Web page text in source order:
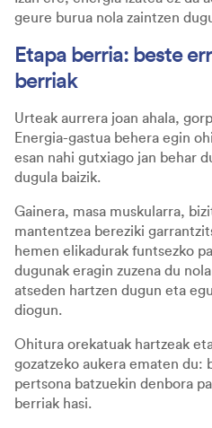
geure burua nola zaintzen
Etapa berria: beste
berriak
Urteak aurrera joan ahala,
Energia-gastua behera egin
esan nahi gutxiago jan behar
dugula baizik.
Gainera, masa muskularra,
mantentzea bereziki
hemen elikadurak funtsezko
dugunak eragin zuzena du
atseden hartzen dugun eta
diogun.
Ohitura orekatuak hartzeak
gozatzeko aukera ematen du:
pertsona batzuekin denbora
berriak hasi.